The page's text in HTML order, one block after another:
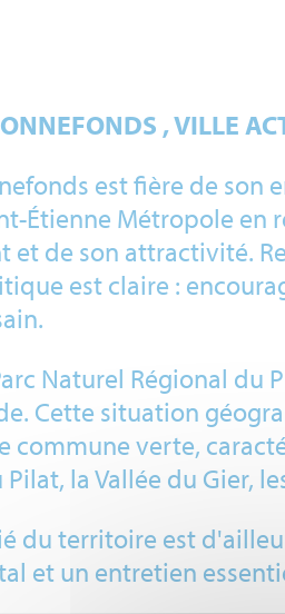
, VILLE
est fière de
Étienne Métropole en
et de son attractivité.
est claire :
Naturel Régional du
Cette situation
commune verte,
Pilat, la Vallée du Gier,
du territoire est
et un entretien